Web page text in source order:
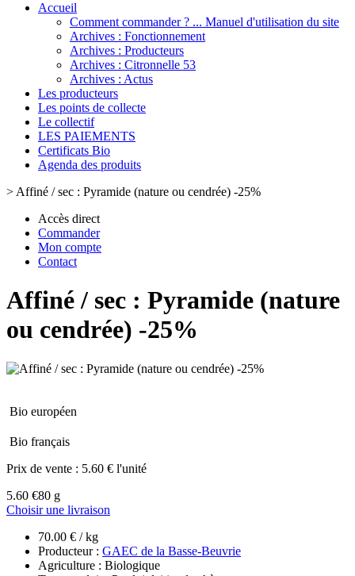
Accueil
Comment commander ? ... Manuel d'utilisation du site
Archives : Fonctionnement
Archives : Producteurs
Archives : Citronnelle 53
Archives : Actus
Les producteurs
Les points de collecte
Le collectif
LES PAIEMENTS
Certificats Bio
Agenda des produits
> Affiné / sec : Pyramide (nature ou cendrée) -25%
Accès direct
Commander
Mon compte
Contact
Affiné / sec : Pyramide (nature
ou cendrée) -25%
Bio européen
Bio français
Prix de vente : 5.60 € l'unité
5.60 €80 g
Choisir une livraison
70.00 € / kg
Producteur : GAEC de la Basse-Beuvrie
Agriculture : Biologique